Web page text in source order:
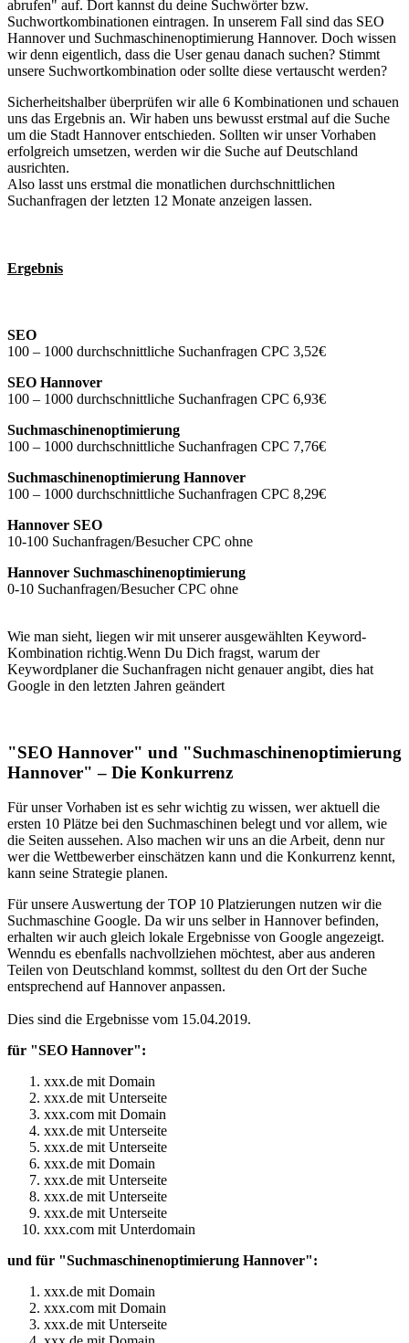
abrufen" auf. Dort kannst du deine Suchwörter bzw.
Suchwortkombinationen eintragen. In unserem Fall sind das SEO
Hannover und Suchmaschinenoptimierung Hannover. Doch wissen
wir denn eigentlich, dass die User genau danach suchen? Stimmt
unsere Suchwortkombination oder sollte diese vertauscht werden?
Sicherheitshalber überprüfen wir alle 6 Kombinationen und schauen
uns das Ergebnis an. Wir haben uns bewusst erstmal auf die Suche
um die Stadt Hannover entschieden. Sollten wir unser Vorhaben
erfolgreich umsetzen, werden wir die Suche auf Deutschland
ausrichten.
Also lasst uns erstmal die monatlichen durchschnittlichen
Suchanfragen der letzten 12 Monate anzeigen lassen.
Ergebnis
SEO
100 – 1000 durchschnittliche Suchanfragen CPC 3,52€
SEO Hannover
100 – 1000 durchschnittliche Suchanfragen CPC 6,93€
Suchmaschinenoptimierung
100 – 1000 durchschnittliche Suchanfragen CPC 7,76€
Suchmaschinenoptimierung Hannover
100 – 1000 durchschnittliche Suchanfragen CPC 8,29€
Hannover SEO
10-100 Suchanfragen/Besucher CPC ohne
Hannover Suchmaschinenoptimierung
0-10 Suchanfragen/Besucher CPC ohne
Wie man sieht, liegen wir mit unserer ausgewählten Keyword-
Kombination richtig.Wenn Du Dich fragst, warum der
Keywordplaner die Suchanfragen nicht genauer angibt, dies hat
Google in den letzten Jahren geändert
"SEO Hannover" und "Suchmaschinenoptimierung
Hannover" – Die Konkurrenz
Für unser Vorhaben ist es sehr wichtig zu wissen, wer aktuell die
ersten 10 Plätze bei den Suchmaschinen belegt und vor allem, wie
die Seiten aussehen. Also machen wir uns an die Arbeit, denn nur
wer die Wettbewerber einschätzen kann und die Konkurrenz kennt,
kann seine Strategie planen.
Für unsere Auswertung der TOP 10 Platzierungen nutzen wir die
Suchmaschine Google. Da wir uns selber in Hannover befinden,
erhalten wir auch gleich lokale Ergebnisse von Google angezeigt.
Wenndu es ebenfalls nachvollziehen möchtest, aber aus anderen
Teilen von Deutschland kommst, solltest du den Ort der Suche
entsprechend auf Hannover anpassen.
Dies sind die Ergebnisse vom 15.04.2019.
für "SEO Hannover":
xxx.de mit Domain
xxx.de mit Unterseite
xxx.com mit Domain
xxx.de mit Unterseite
xxx.de mit Unterseite
xxx.de mit Domain
xxx.de mit Unterseite
xxx.de mit Unterseite
xxx.de mit Unterseite
xxx.com mit Unterdomain
und für "Suchmaschinenoptimierung Hannover":
xxx.de mit Domain
xxx.com mit Domain
xxx.de mit Unterseite